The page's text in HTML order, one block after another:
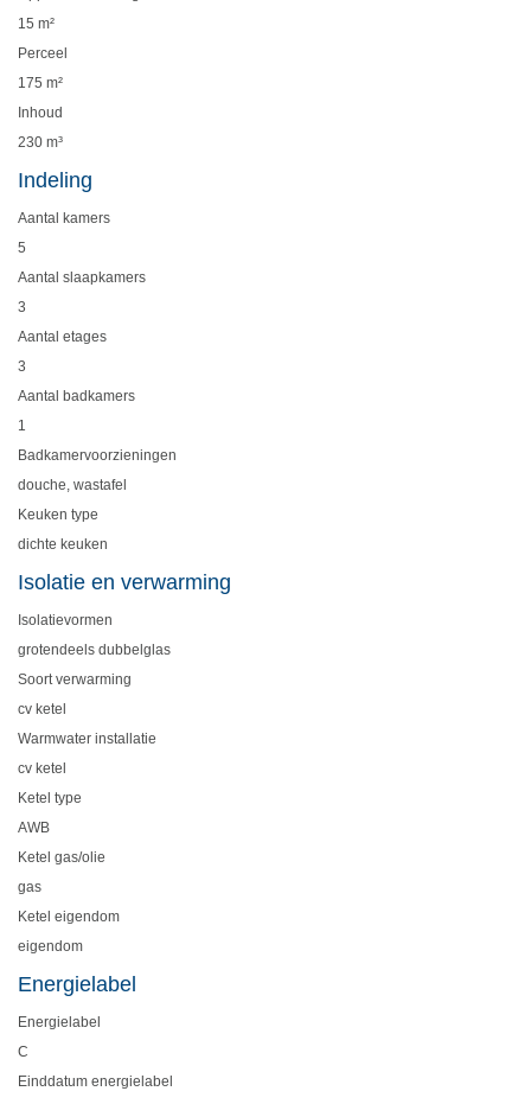
15 m²
Perceel
175 m²
Inhoud
230 m³
Indeling
Aantal kamers
5
Aantal slaapkamers
3
Aantal etages
3
Aantal badkamers
1
Badkamervoorzieningen
douche, wastafel
Keuken type
dichte keuken
Isolatie en verwarming
Isolatievormen
grotendeels dubbelglas
Soort verwarming
cv ketel
Warmwater installatie
cv ketel
Ketel type
AWB
Ketel gas/olie
gas
Ketel eigendom
eigendom
Energielabel
Energielabel
C
Einddatum energielabel